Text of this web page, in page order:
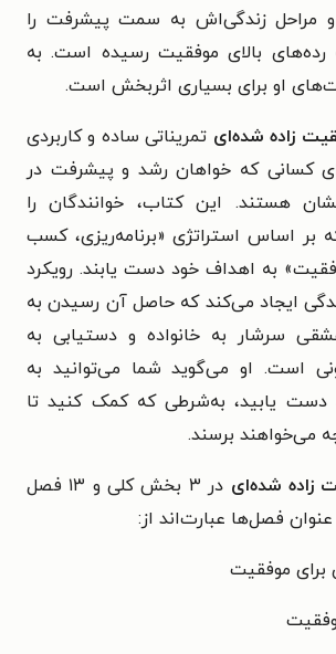
مراحل زندگی‌اش به سمت پیشرفت را
رده‌های بالای موفقیت رسیده است. به
او برای بسیاری اثربخش است.
زاده شده‌ای تمریناتی ساده و کاربردی
کسانی که خواهان رشد و پیشرفت در
هستند. این کتاب، خوانندگان را
بر اساس استراتژی «برنامه‌ریزی، کسب
به اهداف خود دست یابند. رویکرد
ایجاد می‌کند که حاصل آن رسیدن به
سرشار به خانواده و دستیابی به
است. او می‌گوید شما می‌‌توانید به
دست یابید، به‌شرطی که کمک کنید تا
می‌خواهند برسند.
زاده شده‌ای
در ۳ بخش کلی و ۱۳ فصل
فصل‌ها عبارت‌اند از:
برای موفقیت